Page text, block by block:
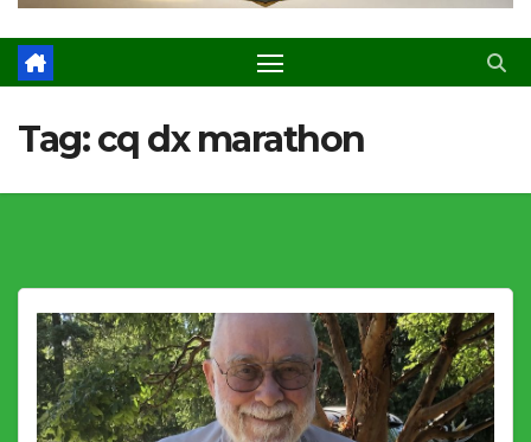
Tag:cq dx marathon